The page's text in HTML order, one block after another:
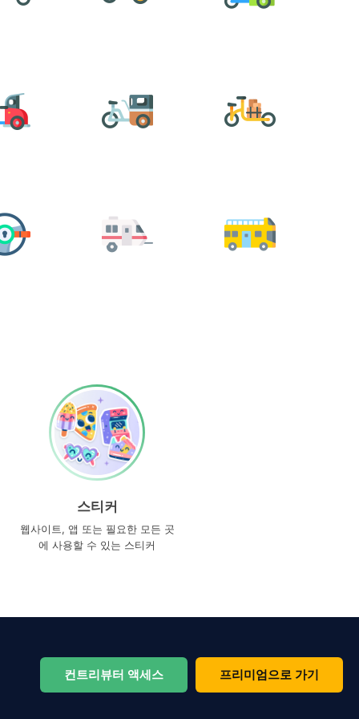
스티커
웹사이트, 앱 또는 필요한 모든 곳
에 사용할 수 있는 스티커
컨트리뷰터 액세스 프리미엄으로 가기